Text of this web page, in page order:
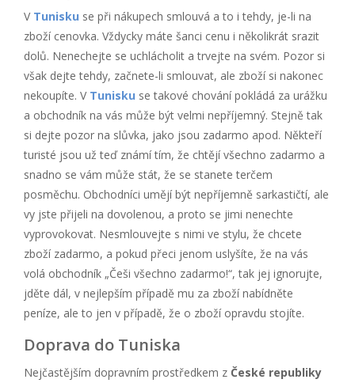
V Tunisku se při nákupech smlouvá a to i tehdy, je-li na
zboží cenovka. Vždycky máte šanci cenu i několikrát srazit
dolů. Nenechejte se uchlácholit a trvejte na svém. Pozor si
však dejte tehdy, začnete-li smlouvat, ale zboží si nakonec
nekoupíte. V Tunisku se takové chování pokládá za urážku
a obchodník na vás může být velmi nepříjemný. Stejně tak
si dejte pozor na slůvka, jako jsou zadarmo apod. Někteří
turisté jsou už teď známí tím, že chtějí všechno zadarmo a
snadno se vám může stát, že se stanete terčem
posměchu. Obchodníci umějí být nepříjemně sarkastičtí, ale
vy jste přijeli na dovolenou, a proto se jimi nenechte
vyprovokovat. Nesmlouvejte s nimi ve stylu, že chcete
zboží zadarmo, a pokud přeci jenom uslyšíte, že na vás
volá obchodník „Češi všechno zadarmo!“, tak jej ignorujte,
jděte dál, v nejlepším případě mu za zboží nabídněte
peníze, ale to jen v případě, že o zboží opravdu stojíte.
Doprava do Tuniska
Nejčastějším dopravním prostředkem z České republiky